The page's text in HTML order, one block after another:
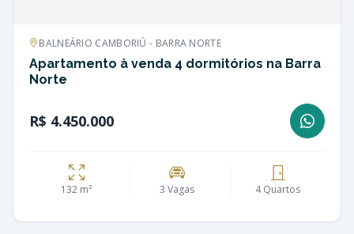
BALNEÁRIO CAMBORIÚ - BARRA NORTE
Apartamento à venda 4 dormitórios na Barra
Norte
R$ 4.450.000
132 m² 3 Vagas 4 Quartos